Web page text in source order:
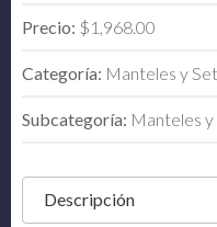
Precio: $1,968.00
Categoría: Manteles y
Subcategoría: Manteles y
Descripción